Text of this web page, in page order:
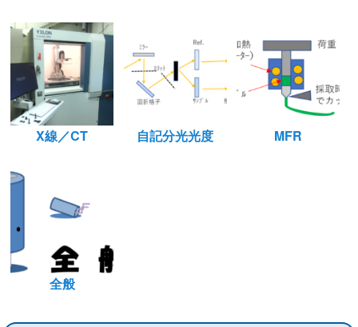
X線／CT 自記分光光度 MFR
全般